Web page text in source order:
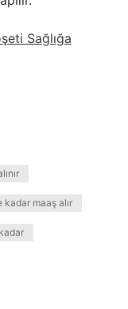
Sağlığa
maaş alır